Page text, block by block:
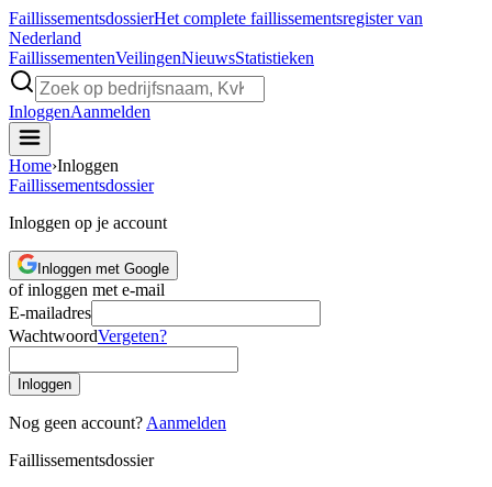
FaillissementsdossierHet complete faillissementsregister van
Nederland
FaillissementenVeilingenNieuwsStatistieken
InloggenAanmelden
Home›Inloggen
Faillissementsdossier
Inloggen op je account
Inloggen met Google
of inloggen met e-mail
E-mailadres
WachtwoordVergeten?
Inloggen
Nog geen account? Aanmelden
Faillissementsdossier